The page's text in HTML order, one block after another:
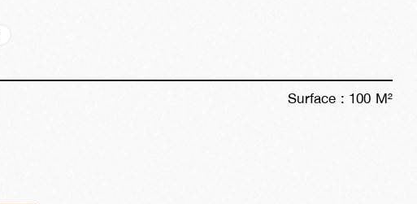
Surface : 100 M²